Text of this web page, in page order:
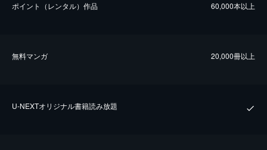
ポイント（レンタル）作品 60,000本以上
無料マンガ 20,000冊以上
U-NEXTオリジナル書籍読み放題